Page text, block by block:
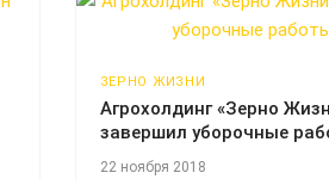
ЗЕРНО ЖИЗНИ
Агрохолдинг «Зерно
завершил уборочные
22 ноября 2018